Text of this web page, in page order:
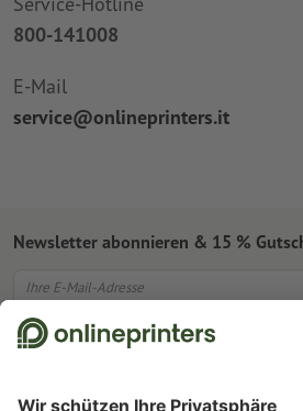
800-141008
E-Mail
service@onlineprinters.it
Online Druckerei
Über Onlineprinters
Service
Newsletter abonnieren & 15 %